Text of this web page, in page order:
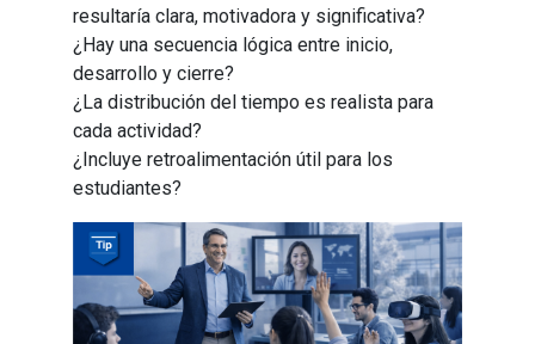
resultaría clara, motivadora y significativa?
¿Hay una secuencia lógica entre inicio,
desarrollo y cierre?
¿La distribución del tiempo es realista para
cada actividad?
¿Incluye retroalimentación útil para los
estudiantes?